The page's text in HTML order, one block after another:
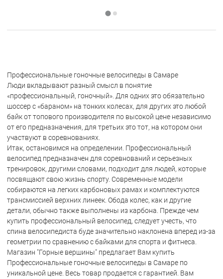
Профессиональные гоночные велосипеды в Самаре
Люди вкладывают разный смысл в понятие
«профессиональный, гоночный». Для одних это обязательно
шоссер с «бараном» на тонких колесах, для других это любой
байк от топового производителя по высокой цене независимо
от его предназначения, для третьих это тот, на котором они
участвуют в соревнованиях.
Итак, остановимся на определении. Профессиональный
велосипед предназначен для соревнований и серьезных
тренировок, другими словами, подходит для людей, которые
посвящают свою жизнь спорту. Современные модели
собираются на легких карбоновых рамах и комплектуются
трансмиссией верхних линеек. Обода колес, как и другие
детали, обычно также выполнены из карбона. Прежде чем
купить профессиональный велосипед, следует учесть, что
спина велосипедиста буде значительно наклонена вперед из-за
геометрии по сравнению с байками для спорта и фитнеса.
Магазин "Горные вершины" предлагает Вам купить
Профессиональные гоночные велосипеды в Самаре по
уникальной цене. Весь товар продается с гарантией. Вам